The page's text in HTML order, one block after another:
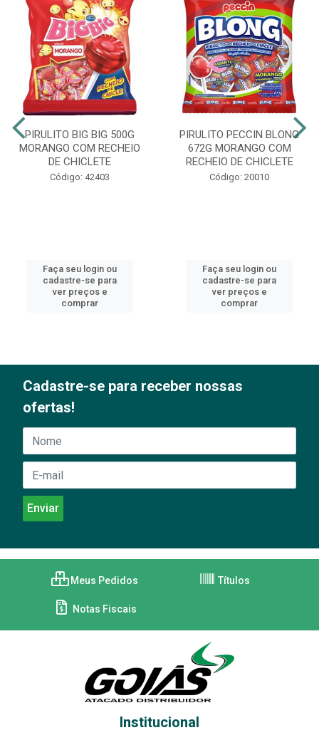
PIRULITO BIG BIG 500G
MORANGO COM RECHEIO
DE CHICLETE
Código: 42403
Faça seu login ou
cadastre-se para
ver preços e
comprar
PIRULITO PECCIN BLONG
672G MORANGO COM
RECHEIO DE CHICLETE
Código: 20010
Faça seu login ou
cadastre-se para
ver preços e
comprar
Cadastre-se para receber nossas
ofertas!
Meus Pedidos Títulos
Notas Fiscais
Institucional